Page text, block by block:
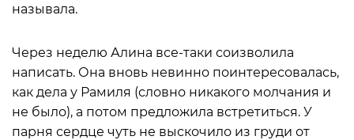
называла.
Через неделю Алина все-таки соизволила
написать. Она вновь невинно поинтересовалась,
как дела у Рамиля (словно никакого молчания и
не было), а потом предложила встретиться. У
парня сердце чуть не выскочило из груди от